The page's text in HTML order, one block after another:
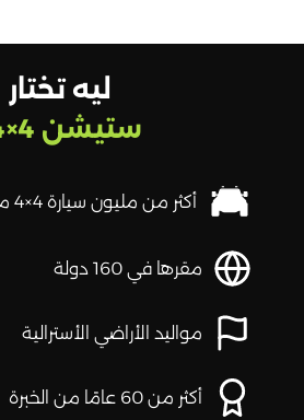
ليه تختار
ستيشن 4×4
أكثر من مليون سيارة 4×4 معدلة
مقرها في 160 دولة
مواليد الأراضي الأسترالية
أكثر من 60 عامًا من الخبرة